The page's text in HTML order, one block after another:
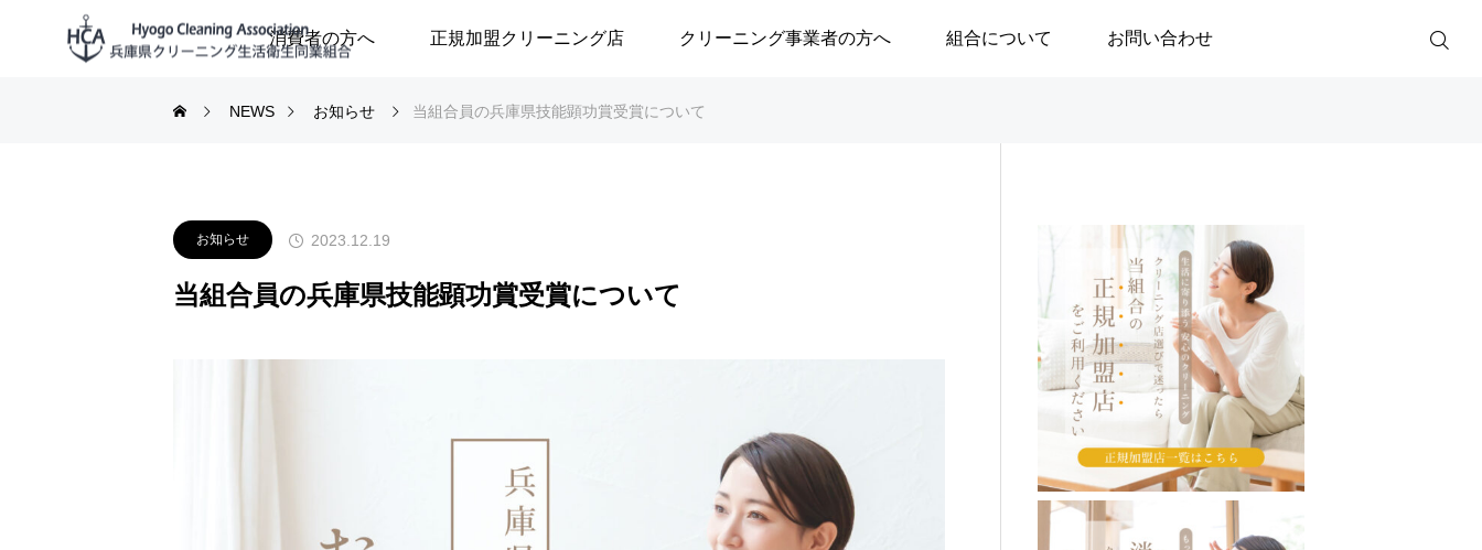
消費者の方へ 正規加盟クリーニング店 クリーニング事業者の方へ 組合について お問い合わせ
NEWS お知らせ 当組合員の兵庫県技能顕功賞受賞について
お知らせ 2023.12.19
当組合員の兵庫県技能顕功賞受賞について